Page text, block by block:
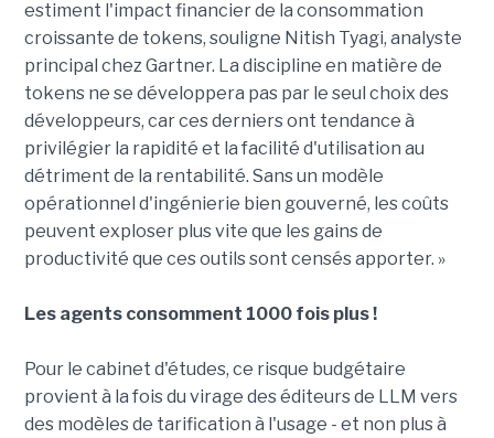
estiment l'impact financier de la consommation
croissante de tokens, souligne Nitish Tyagi, analyste
principal chez Gartner. La discipline en matière de
tokens ne se développera pas par le seul choix des
développeurs, car ces derniers ont tendance à
privilégier la rapidité et la facilité d'utilisation au
détriment de la rentabilité. Sans un modèle
opérationnel d'ingénierie bien gouverné, les coûts
peuvent exploser plus vite que les gains de
productivité que ces outils sont censés apporter. »
Les agents consomment 1000 fois plus !
Pour le cabinet d'études, ce risque budgétaire
provient à la fois du virage des éditeurs de LLM vers
des modèles de tarification à l'usage - et non plus à